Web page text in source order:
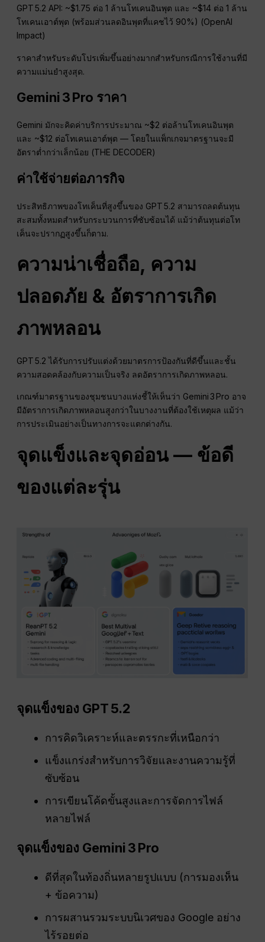
GPT 5.2 API: ~$1.75 ต่อ 1 ล้านโทเคนอินพุต และ ~$14 ต่อ 1 ล้าน
โทเคนเอาต์พุต (พร้อมส่วนลดอินพุตที่แคชไว้ 90%) (OpenAI
Impact)
ราคาสำหรับระดับโปรเพิ่มขึ้นอย่างมากสำหรับกรณีการใช้งานที่มี
ความแม่นยำสูงสุด.
Gemini 3 Pro ราคา
Gemini มักจะคิดค่าบริการประมาณ ~$2 ต่อล้านโทเคนอินพุต
และ ~$12 ต่อโทเคนเอาต์พุต — โดยในแพ็กเกจมาตรฐานจะมี
อัตราต่ำกว่าเล็กน้อย (THE DECODER)
ค่าใช้จ่ายต่อภารกิจ
ประสิทธิภาพของโทเค็นที่สูงขึ้นของ GPT 5.2 สามารถลดต้นทุน
สะสมทั้งหมดสำหรับกระบวนการที่ซับซ้อนได้ แม้ว่าต้นทุนต่อโท
เค็นจะปรากฏสูงขึ้นก็ตาม.
ความน่าเชื่อถือ, ความ
ปลอดภัย & อัตราการเกิด
ภาพหลอน
GPT 5.2 ได้รับการปรับแต่งด้วยมาตรการป้องกันที่ดีขึ้นและชั้น
ความสอดคล้องกับความเป็นจริง ลดอัตราการเกิดภาพหลอน.
เกณฑ์มาตรฐานของชุมชนบางแห่งชี้ให้เห็นว่า Gemini 3 Pro อาจ
มีอัตราการเกิดภาพหลอนสูงกว่าในบางงานที่ต้องใช้เหตุผล แม้ว่า
การประเมินอย่างเป็นทางการจะแตกต่างกัน.
จุดแข็งและจุดอ่อน — ข้อดี
ของแต่ละรุ่น
จุดแข็งของ GPT 5.2
การคิดวิเคราะห์และตรรกะที่เหนือกว่า
แข็งแกร่งสำหรับการวิจัยและงานความรู้ที่
ซับซ้อน
การเขียนโค้ดขั้นสูงและการจัดการไฟล์
หลายไฟล์
จุดแข็งของ Gemini 3 Pro
ดีที่สุดในท้องถิ่นหลายรูปแบบ (การมองเห็น
+ ข้อความ)
การผสานรวมระบบนิเวศของ Google อย่าง
ไร้รอยต่อ